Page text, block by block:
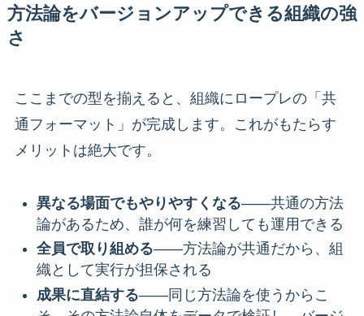
方法論をバージョンアップできる組織の強
さ
ここまでの型を揃えると、組織にロープレの「共
通フォーマット」が完成します。これがもたらす
メリットは絶大です。
異なる場面でもやりやすくなる——共通の方法
論があるため、誰が何を練習しても運用できる
全員で取り組める——方法論が共通だから、組
織として実行が担保される
成果に直結する——同じ方法論を使うからこ